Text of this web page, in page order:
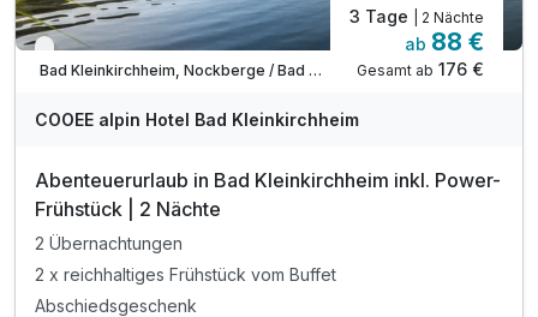
Verfügbar bis Dezember
Bad Kleinkirchheim, Nockberge / Bad Kleinkirchheim
3 Tage | 2 Nächte
ab 88 €
Gesamt ab 176 €
COOEE alpin Hotel Bad Kleinkirchheim
Abenteuerurlaub in Bad Kleinkirchheim inkl. Power-
Frühstück | 2 Nächte
2 Übernachtungen
2 x reichhaltiges Frühstück vom Buffet
Abschiedsgeschenk